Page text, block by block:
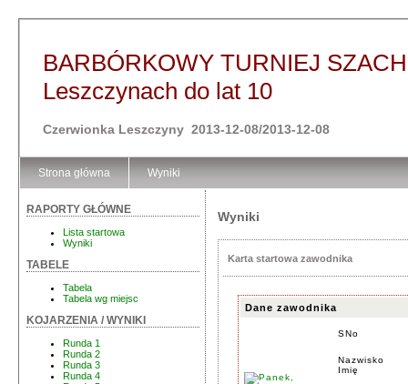
BARBÓRKOWY TURNIEJ
Leszczynach do lat 10
Czerwionka Leszczyny 2013-12-08/2013-12-08
Strona główna Wyniki
RAPORTY GŁÓWNE
Lista startowa
Wyniki
TABELE
Tabela
Tabela wg miejsc
KOJARZENIA / WYNIKI
Runda 1
Runda 2
Runda 3
Runda 4
Wyniki
Karta startowa zawodnika
Dane zawodnika
SNo
Nazwisko
Imię